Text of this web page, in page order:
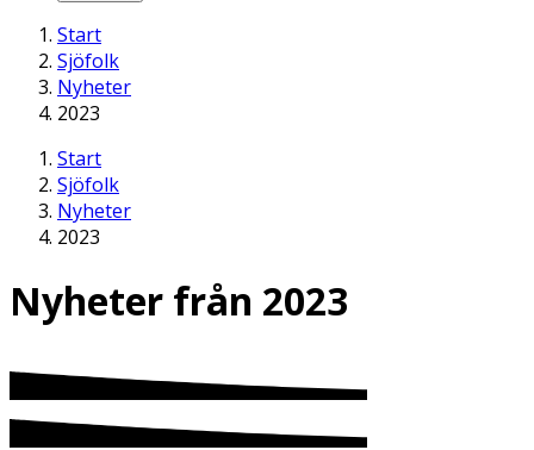
Start
Sjöfolk
Nyheter
2023
Start
Sjöfolk
Nyheter
2023
Nyheter från 2023